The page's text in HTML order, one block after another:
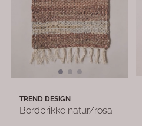
TREND DESIGN
Bordbrikke natur/rosa